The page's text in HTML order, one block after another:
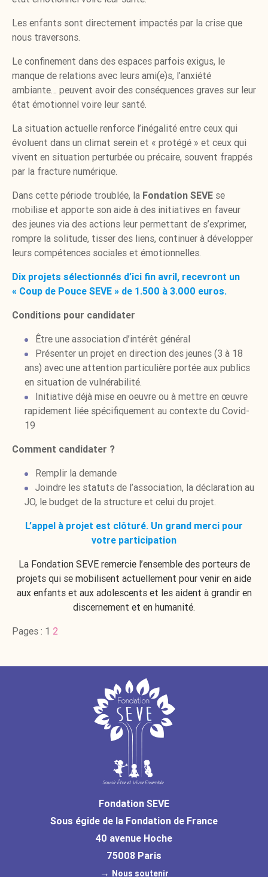
Les enfants sont directement impactés par la crise que
nous traversons.
Le confinement dans des espaces parfois exigus, le
manque de relations avec leurs ami(e)s, l’anxiété
ambiante… peuvent avoir des conséquences graves sur leur
état émotionnel voire leur santé.
La situation actuelle renforce l’inégalité entre ceux qui
évoluent dans un climat serein et « protégé » et ceux qui
vivent en situation perturbée ou précaire, souvent frappés
par la fracture numérique.
Dans cette période troublée, la Fondation SEVE se
mobilise et apporte son aide à des initiatives en faveur
des jeunes via des actions leur permettant de s’exprimer,
rompre la solitude, tisser des liens, continuer à développer
leurs compétences sociales et émotionnelles.
Dix projets sélectionnés d’ici fin avril, recevront un
« Coup de Pouce SEVE » de 1.500 à 3.000 euros.
Conditions pour candidater
Être une association d’intérêt général
Présenter un projet en direction des jeunes (3 à 18
ans) avec une attention particulière portée aux publics
en situation de vulnérabilité.
Initiative déjà mise en oeuvre ou à mettre en œuvre
rapidement liée spécifiquement au contexte du Covid-
19
Comment candidater ?
Remplir la demande
Joindre les statuts de l’association, la déclaration au
JO, le budget de la structure et celui du projet.
L’appel à projet est clôturé. Un grand merci pour
votre participation
La Fondation SEVE remercie l’ensemble des porteurs de
projets qui se mobilisent actuellement pour venir en aide
aux enfants et aux adolescents et les aident à grandir en
discernement et en humanité.
Pages : 1 2
Fondation SEVE
Sous égide de la Fondation de France
40 avenue Hoche
75008 Paris
→
Nous soutenir